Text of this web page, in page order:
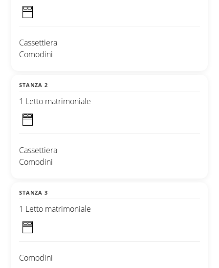
Cassettiera
Comodini
STANZA 2
1 Letto matrimoniale
Cassettiera
Comodini
STANZA 3
1 Letto matrimoniale
Comodini